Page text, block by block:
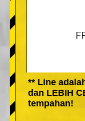
** Line
dan LEBIH
tempahan!